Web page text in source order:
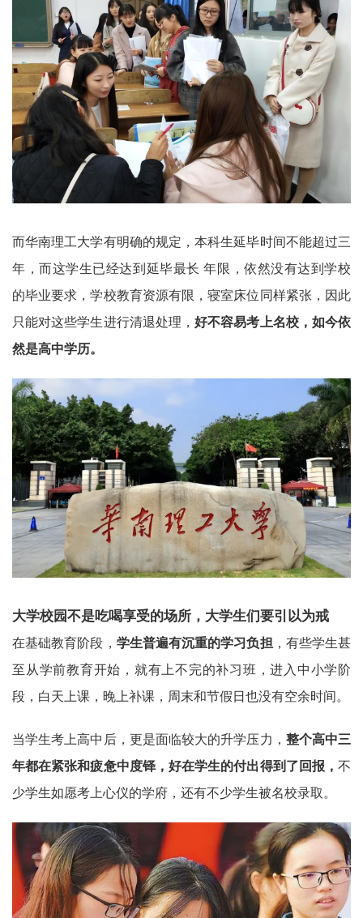
而华南理工大学有明确的规定，本科生延毕时间不能超过三
年，而这学生已经达到延毕最长 年限，依然没有达到学校
的毕业要求，学校教育资源有限，寝室床位同样紧张，因此
只能对这些学生进行清退处理，好不容易考上名校，如今依
然是高中学历。
大学校园不是吃喝享受的场所，大学生们要引以为戒
在基础教育阶段， 学生普遍有沉重的学习负担 ，有些学生甚
至从学前教育开始，就有上不完的补习班，进入中小学阶
段，白天上课，晚上补课，周末和节假日也没有空余时间。
当学生考上高中后，更是面临较大的升学压力， 整个高中三
年都在紧张和疲惫中度铎，好在学生的付出得到了回报， 不
少学生如愿考上心仪的学府，还有不少学生被名校录取。